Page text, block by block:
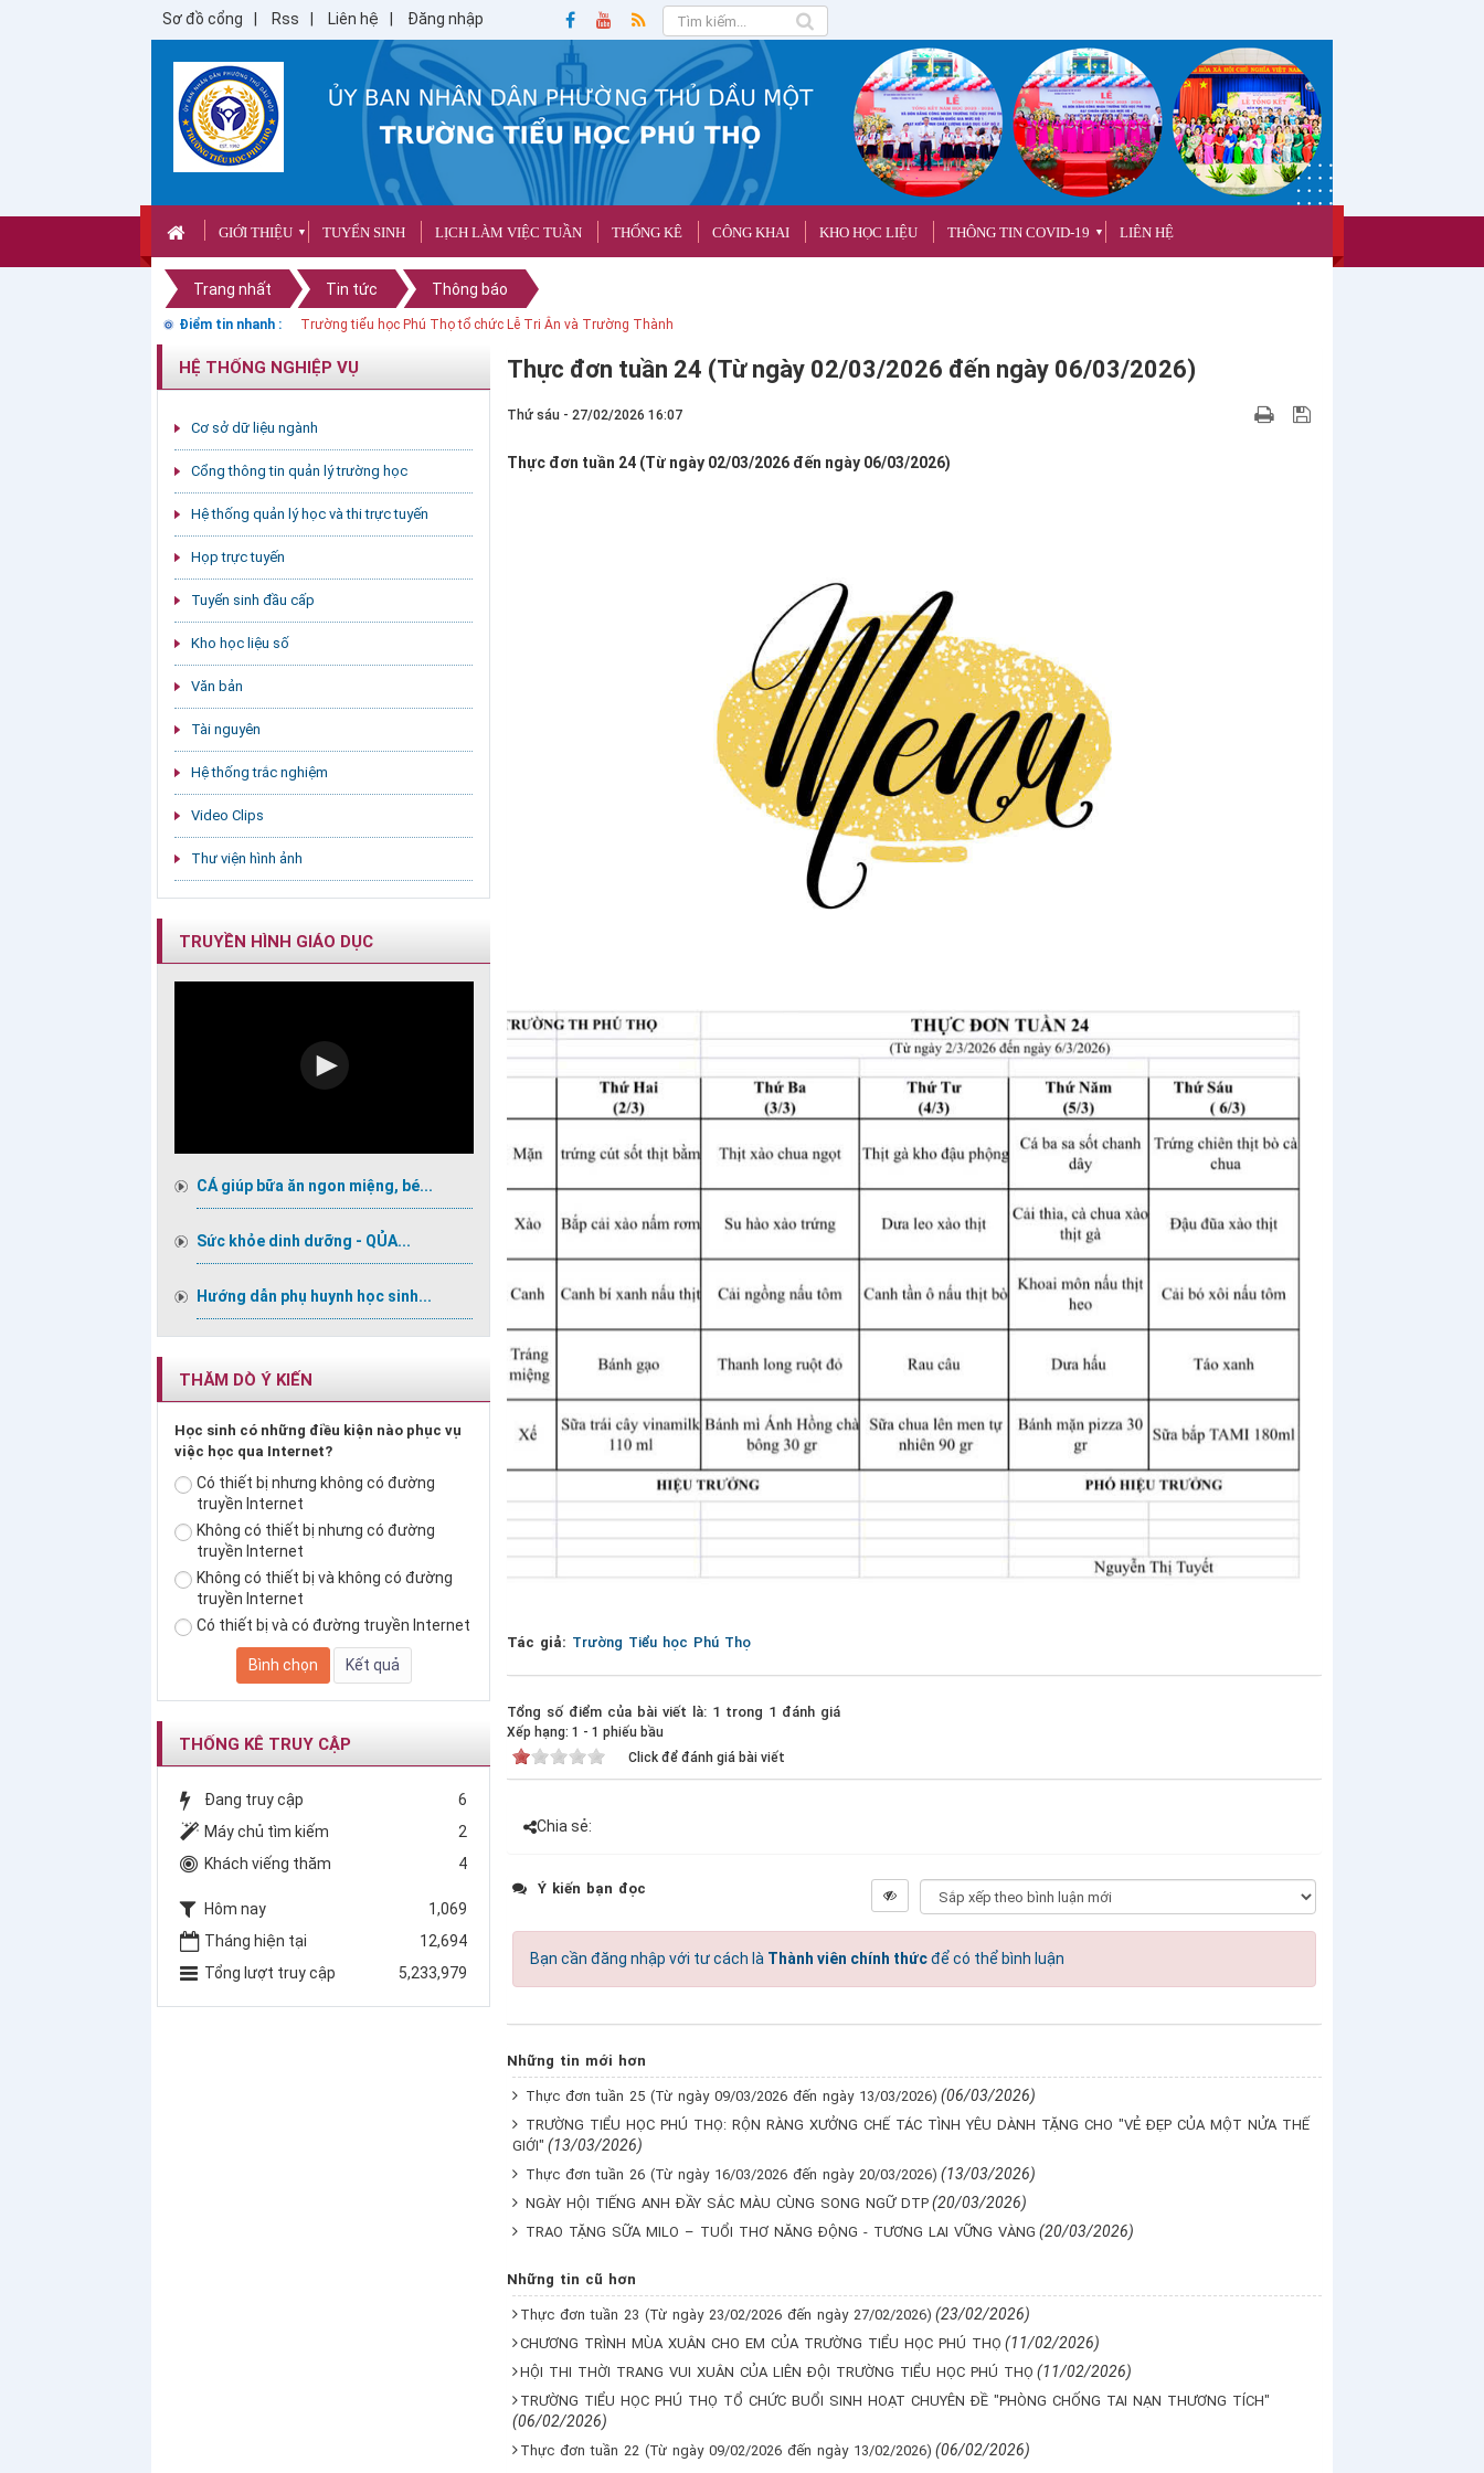
Sơ đồ cổng Rss Liên hệ Đăng nhập
GIỚI THIỆU ▼ TUYỂN SINH LỊCH LÀM VIỆC TUẦN THỐNG KÊ CÔNG KHAI KHO HỌC LIỆU THÔNG TIN COVID-19 ▼ LIÊN HỆ
Trang nhất Tin tức Thông báo
Điểm tin nhanh : Trường tiểu học Phú Thọ tổ chức Lễ Tri Ân và Trường Thành
Thực đơn tuần 24 (Từ ngày 02/03/2026 đến ngày 06/03/2026)
Thứ sáu - 27/02/2026 16:07
Thực đơn tuần 24 (Từ ngày 02/03/2026 đến ngày 06/03/2026)
Tác giả: Trường Tiểu học Phú Thọ
Tổng số điểm của bài viết là: 1 trong 1 đánh giá
Xếp hạng:1 -1 phiếu bầu
Click để đánh giá bài viết
Chia sẻ:
Ý kiến bạn đọc
Bạn cần đăng nhập với tư cách là Thành viên chính thứcđể có thể bình luận
Những tin mới hơn
Thực đơn tuần 25 (Từ ngày 09/03/2026 đến ngày 13/03/2026) (06/03/2026)
TRƯỜNG TIỂU HỌC PHÚ THỌ: RỘN RÀNG XƯỞNG CHẾ TÁC TÌNH YÊU DÀNH TẶNG CHO "VẺ ĐẸP CỦA MỘT NỬA THẾ
GIỚI" (13/03/2026)
Thực đơn tuần 26 (Từ ngày 16/03/2026 đến ngày 20/03/2026) (13/03/2026)
NGÀY HỘI TIẾNG ANH ĐẦY SẮC MÀU CÙNG SONG NGỮ DTP (20/03/2026)
TRAO TẶNG SỮA MILO – TUỔI THƠ NĂNG ĐỘNG - TƯƠNG LAI VỮNG VÀNG (20/03/2026)
Những tin cũ hơn
Thực đơn tuần 23 (Từ ngày 23/02/2026 đến ngày 27/02/2026) (23/02/2026)
CHƯƠNG TRÌNH MÙA XUÂN CHO EM CỦA TRƯỜNG TIỂU HỌC PHÚ THỌ (11/02/2026)
HỘI THI THỜI TRANG VUI XUÂN CỦA LIÊN ĐỘI TRƯỜNG TIỂU HỌC PHÚ THỌ (11/02/2026)
TRƯỜNG TIỂU HỌC PHÚ THỌ TỔ CHỨC BUỔI SINH HOẠT CHUYÊN ĐỀ "PHÒNG CHỐNG TAI NẠN THƯƠNG TÍCH"
(06/02/2026)
Thực đơn tuần 22 (Từ ngày 09/02/2026 đến ngày 13/02/2026) (06/02/2026)
HỆ THỐNG NGHIỆP VỤ
Cơ sở dữ liệu ngành
Cổng thông tin quản lý trường học
Hệ thống quản lý học và thi trực tuyến
Họp trực tuyến
Tuyển sinh đầu cấp
Kho học liệu số
Văn bản
Tài nguyên
Hệ thống trắc nghiệm
Video Clips
Thư viện hình ảnh
TRUYỀN HÌNH GIÁO DỤC
CÁ giúp bữa ăn ngon miệng, bé...
Sức khỏe dinh dưỡng - QỦA...
Hướng dẫn phụ huynh học sinh...
THĂM DÒ Ý KIẾN
Học sinh có những điều kiện nào phục vụ
việc học qua Internet?
Có thiết bị nhưng không có đường
truyền Internet
Không có thiết bị nhưng có đường
truyền Internet
Không có thiết bị và không có đường
truyền Internet
Có thiết bị và có đường truyền Internet
THỐNG KÊ TRUY CẬP
Đang truy cập
6
Máy chủ tìm kiếm
2
Khách viếng thăm
4
Hôm nay
1,069
Tháng hiện tại
12,694
Tổng lượt truy cập
5,233,979